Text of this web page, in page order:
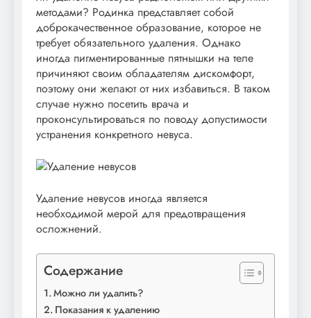
методами? Родинка представляет собой
доброкачественное образование, которое не
требует обязательного удаления. Однако
иногда пигментированные пятнышки на теле
причиняют своим обладателям дискомфорт,
поэтому они желают от них избавиться. В таком
случае нужно посетить врача и
проконсультироваться по поводу допустимости
устранения конкретного невуса.
Удаление невусов иногда является
необходимой мерой для предотвращения
осложнений.
Содержание
Можно ли удалить?
Показания к удалению